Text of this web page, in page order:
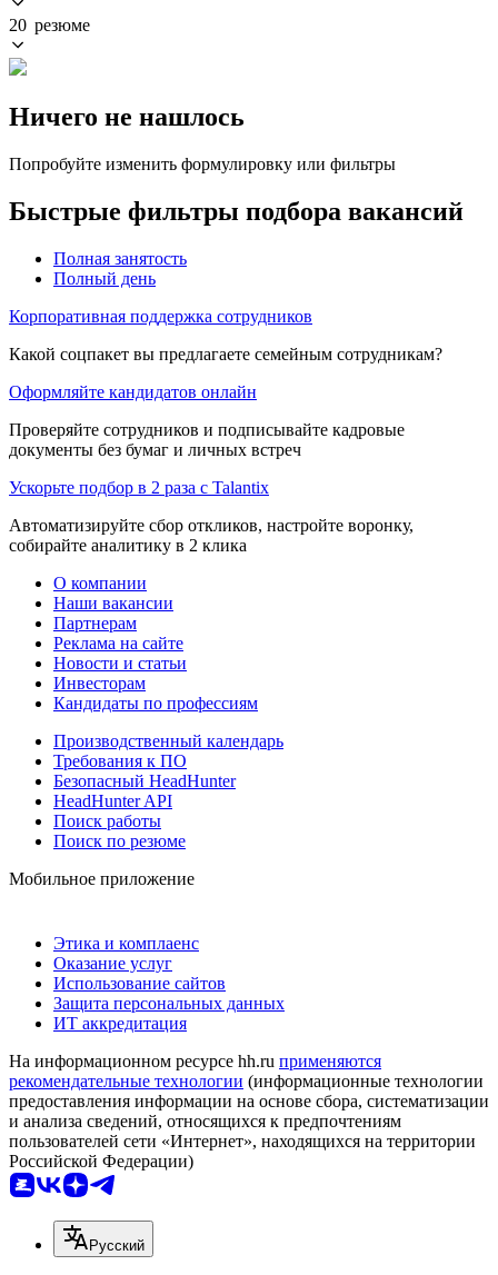
20 резюме
Ничего не нашлось
Попробуйте изменить формулировку или фильтры
Быстрые фильтры подбора вакансий
Полная занятость
Полный день
Корпоративная поддержка сотрудников
Какой соцпакет вы предлагаете семейным сотрудникам?
Оформляйте кандидатов онлайн
Проверяйте сотрудников и подписывайте кадровые
документы без бумаг и личных встреч
Ускорьте подбор в 2 раза с Talantix
Автоматизируйте сбор откликов, настройте воронку,
собирайте аналитику в 2 клика
О компании
Наши вакансии
Партнерам
Реклама на сайте
Новости и статьи
Инвесторам
Кандидаты по профессиям
Производственный календарь
Требования к ПО
Безопасный HeadHunter
HeadHunter API
Поиск работы
Поиск по резюме
Мобильное приложение
Этика и комплаенс
Оказание услуг
Использование сайтов
Защита персональных данных
ИТ аккредитация
На информационном ресурсе hh.ru применяются
рекомендательные технологии (информационные технологии
предоставления информации на основе сбора, систематизации
и анализа сведений, относящихся к предпочтениям
пользователей сети «Интернет», находящихся на территории
Российской Федерации)
Русский